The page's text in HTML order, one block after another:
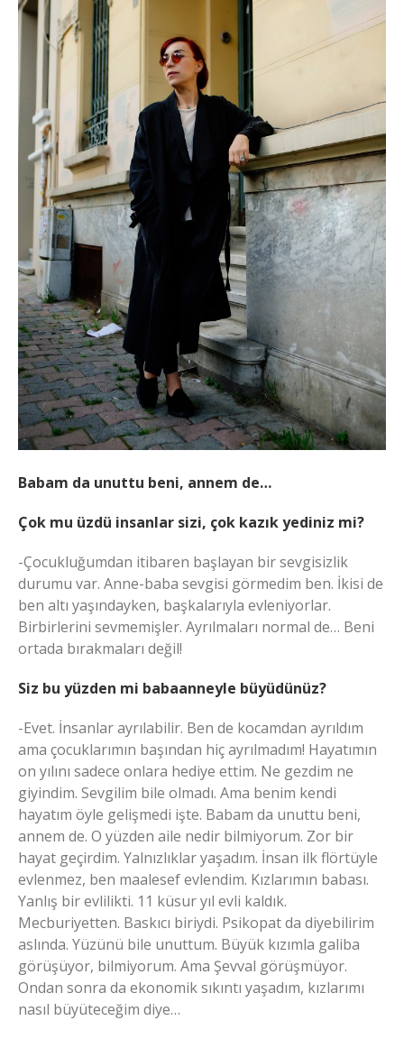
Babam da unuttu beni, annem de…
Çok mu üzdü insanlar sizi, çok kazık yediniz mi?
-Çocukluğumdan itibaren başlayan bir sevgisizlik
durumu var. Anne-baba sevgisi görmedim ben. İkisi de
ben altı yaşındayken, başkalarıyla evleniyorlar.
Birbirlerini sevmemişler. Ayrılmaları normal de… Beni
ortada bırakmaları değil!
Siz bu yüzden mi babaanneyle büyüdünüz?
-Evet. İnsanlar ayrılabilir. Ben de kocamdan ayrıldım
ama çocuklarımın başından hiç ayrılmadım! Hayatımın
on yılını sadece onlara hediye ettim. Ne gezdim ne
giyindim. Sevgilim bile olmadı. Ama benim kendi
hayatım öyle gelişmedi işte. Babam da unuttu beni,
annem de. O yüzden aile nedir bilmiyorum. Zor bir
hayat geçirdim. Yalnızlıklar yaşadım. İnsan ilk flörtüyle
evlenmez, ben maalesef evlendim. Kızlarımın babası.
Yanlış bir evlilikti. 11 küsur yıl evli kaldık.
Mecburiyetten. Baskıcı biriydi. Psikopat da diyebilirim
aslında. Yüzünü bile unuttum. Büyük kızımla galiba
görüşüyor, bilmiyorum. Ama Şevval görüşmüyor.
Ondan sonra da ekonomik sıkıntı yaşadım, kızlarımı
nasıl büyüteceğim diye…